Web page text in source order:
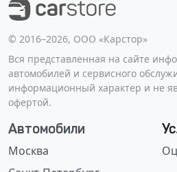
©️ 2016–2026, ООО «Карстор»
Вся представленная на сайте
автомобилей и сервисного
информационный характер и не
офертой.
Автомобили
Москва